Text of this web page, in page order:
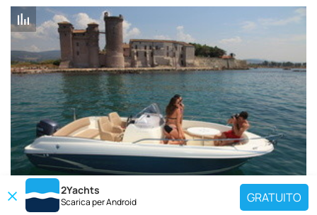
2Yachts
Scarica perAndroid GRATUITO